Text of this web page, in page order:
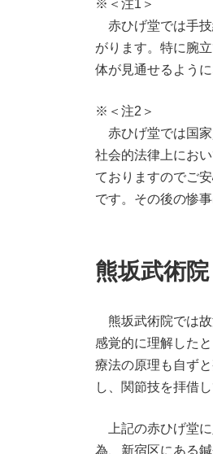
※＜注1＞
赤ひげ堂では手技
がります。特に腕
体が見通せるよう
※＜注2＞
赤ひげ堂では国家
社会的法律上にお
ておりますのでご
です。その後の惨
熊坂武術
熊坂武術院では故
感覚的に理解した
療法の原理も自ず
し、関節技を拝借
上記の赤ひげ堂に
為、新宿区にある